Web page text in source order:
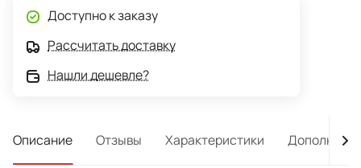
Доступно к заказу
Рассчитать доставку
Нашли дешевле?
Описание Отзывы Характеристики